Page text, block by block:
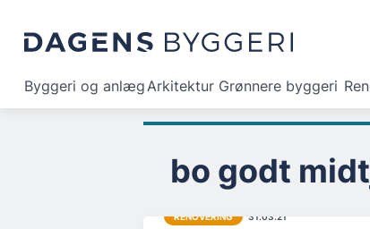
Byggeri og anlægArkitektur Grønnere byggeri
bo godt
RENOVERING 31.03.21